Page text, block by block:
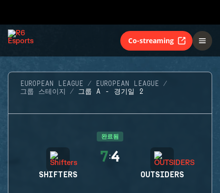
Co-streaming
EUROPEAN LEAGUE
EUROPEAN LEAGUE
그룹 스테이지
그룹 A - 경기일 2
완료됨
SHIFTERS
7:4
OUTSIDERS